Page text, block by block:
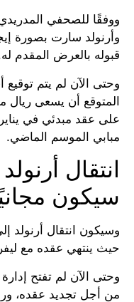
ووفقًا للصحفي
وأرنولد سارت بصورة
قبوله بالعرض المقدم
وحتى الآن لم يتم
المتوقع أن يسعى ريال
على عقد مبدئي في
مبابي الموسم الماضي.
انتقال
سيكون
وسيكون انتقال أرنولد
حيث ينتهي عقده مع
وحتى الآن لم تفتح
من أجل تجديد عقده،